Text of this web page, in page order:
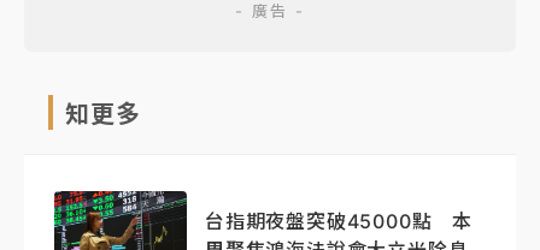
知更多
台指期夜盤突破45000點 本